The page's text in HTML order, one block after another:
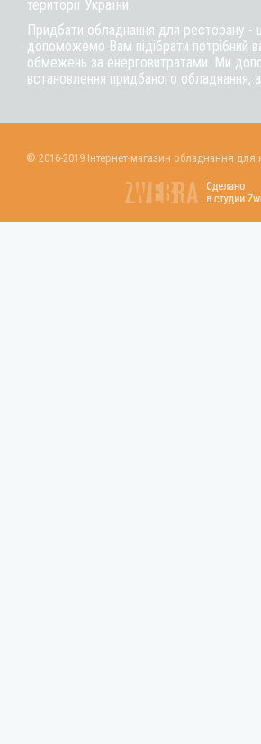
території України.
Придбати обладнання для ресторану -
допоможемо Вам підібрати потрібний
обмежень за енерговитратами. Ми
встановлення придбаного обладнання,
© 2016-2019 Інтернет-магазин обладнання для